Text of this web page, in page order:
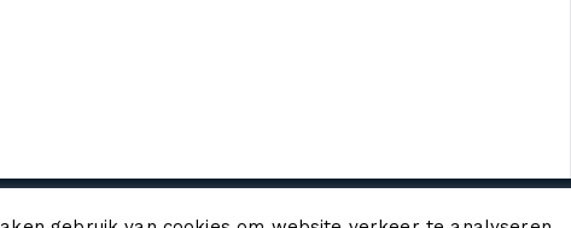
© 2026Peresa. Aangedreven doorZakraen WordPress.